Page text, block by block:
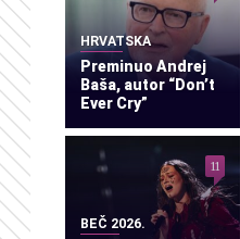
HRVATSKA
Preminuo Andrej
Baša, autor “Don’t
Ever Cry”
BEČ 2026.
11